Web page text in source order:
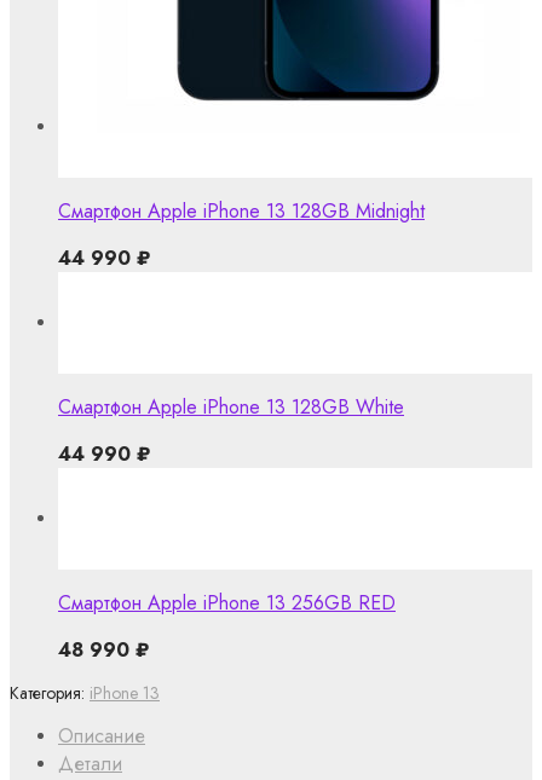
Описание
Детали
Категория: iPhone 13
Смартфон Apple iPhone 13 128GB Midnight
44 990 ₽
Смартфон Apple iPhone 13 128GB White
44 990 ₽
Смартфон Apple iPhone 13 256GB RED
48 990 ₽